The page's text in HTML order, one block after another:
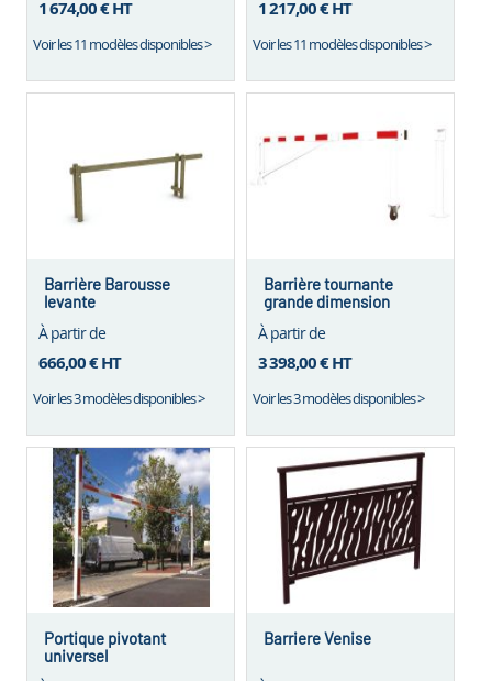
1 674,00 €HT
Voir les 11 modèles disponibles >
1 217,00 €HT
Voir les 11 modèles disponibles >
Barrière Barousse
levante
À partir de
666,00 €HT
Voir les 3 modèles disponibles >
Barrière tournante
grande dimension
À partir de
3 398,00 €HT
Voir les 3 modèles disponibles >
Portique pivotant
universel
Barriere Venise